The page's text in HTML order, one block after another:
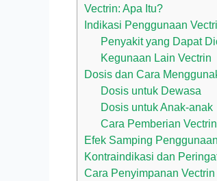
Vectrin: Apa Itu?
Indikasi Penggunaan
Penyakit yang Dapat
Kegunaan Lain Vectrin
Dosis dan Cara
Dosis untuk Dewasa
Dosis untuk Anak-anak
Cara Pemberian Vectrin
Efek Samping
Kontraindikasi dan
Cara Penyimpanan Vectrin